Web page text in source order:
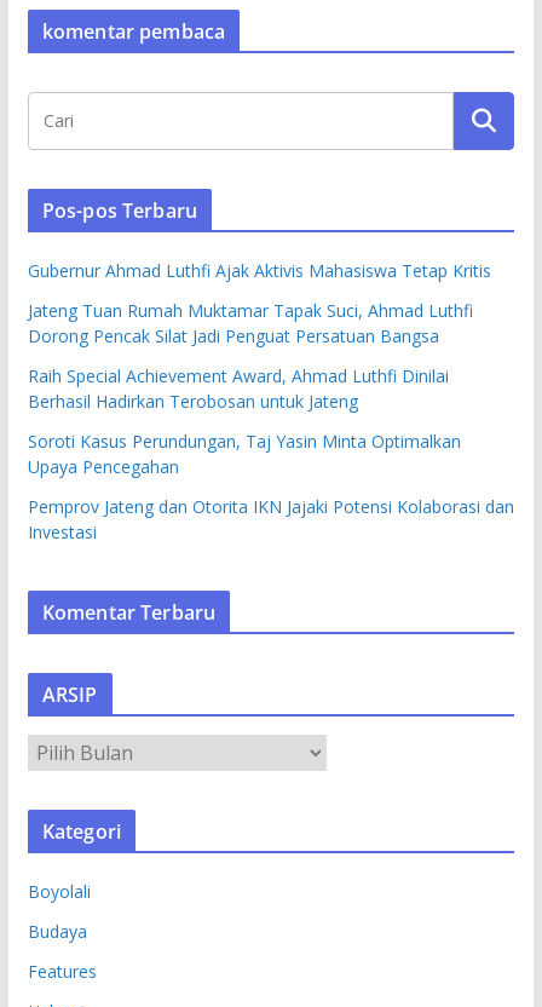
komentar pembaca
Pos-pos Terbaru
Gubernur Ahmad Luthfi Ajak Aktivis Mahasiswa Tetap Kritis
Jateng Tuan Rumah Muktamar Tapak Suci, Ahmad Luthfi
Dorong Pencak Silat Jadi Penguat Persatuan Bangsa
Raih Special Achievement Award, Ahmad Luthfi Dinilai
Berhasil Hadirkan Terobosan untuk Jateng
Soroti Kasus Perundungan, Taj Yasin Minta Optimalkan
Upaya Pencegahan
Pemprov Jateng dan Otorita IKN Jajaki Potensi Kolaborasi dan
Investasi
Komentar Terbaru
ARSIP
R
S
Kategori
Boyolali
Budaya
Features